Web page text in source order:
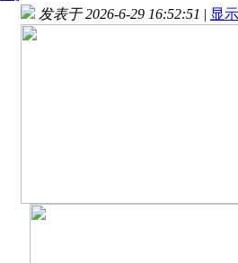
发表于 2026-6-29 16:52:51 | 显